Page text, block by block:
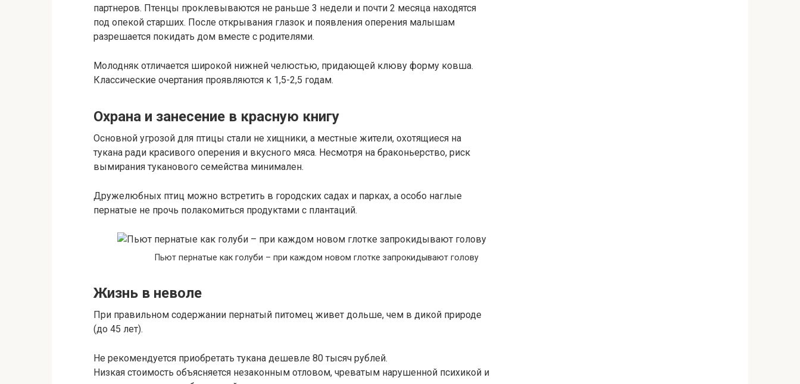
партнеров. Птенцы проклевываются не раньше 3 недели и почти 2 месяца находятся
под опекой старших. После открывания глазок и появления оперения малышам
разрешается покидать дом вместе с родителями.
Молодняк отличается широкой нижней челюстью, придающей клюву форму ковша.
Классические очертания проявляются к 1,5-2,5 годам.
Охрана и занесение в красную книгу
Основной угрозой для птицы стали не хищники, а местные жители, охотящиеся на
тукана ради красивого оперения и вкусного мяса. Несмотря на браконьерство, риск
вымирания туканового семейства минимален.
Дружелюбных птиц можно встретить в городских садах и парках, а особо наглые
пернатые не прочь полакомиться продуктами с плантаций.
Пьют пернатые как голуби – при каждом новом глотке запрокидывают голову
Жизнь в неволе
При правильном содержании пернатый питомец живет дольше, чем в дикой природе
(до 45 лет).
Не рекомендуется приобретать тукана дешевле 80 тысяч рублей.
Низкая стоимость объясняется незаконным отловом, чреватым нарушенной психикой и